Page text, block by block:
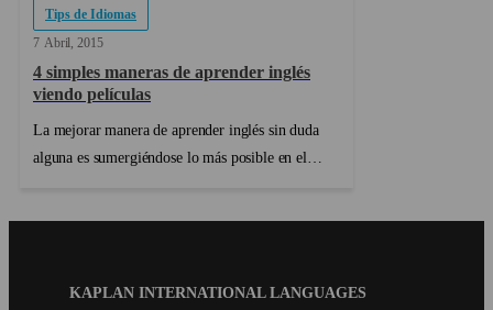
Tips de Idiomas
7 Abril 2015
4 simples maneras de aprender inglés
viendo películas
La mejorar manera de aprender inglés sin duda
alguna es sumergiéndose lo más posible en el
KAPLAN INTERNATIONAL LANGUAGES